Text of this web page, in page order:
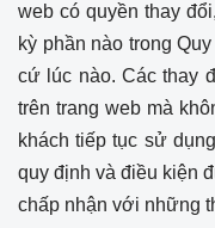
web có quyền thay
kỳ phần nào trong
cứ lúc nào. Các thay
trên trang web mà
khách tiếp tục sử
quy định và điều kiện
chấp nhận với những